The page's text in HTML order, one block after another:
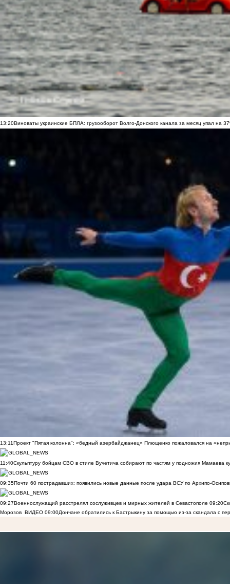
13:20Виноваты украинские БПЛА: грузооборот Волго-Донского канала за месяц упал на
13:11Проект "Пятая колонна": «бедный азербайджанец» Плющенко пожаловался на
11:40Скульптуру бойцам СВО в стиле Вучетича собирают по частям у подножия Мамаева
09:35Почти 60 пострадавших: появились новые данные после удара ВСУ по Архипо-
09:27Военнослужащий расстрелял сослуживцев и мирных жителей в Севастополе 09:20
Морозов ВИДЕО 09:00Дончане обратились к Бастрыкину за помощью из-за скандала с